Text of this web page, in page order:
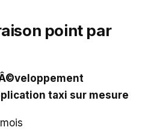
point par
taxi sur mesure